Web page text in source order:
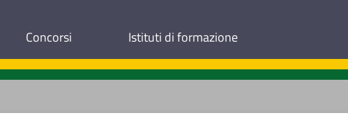
Concorsi Istituti di formazione